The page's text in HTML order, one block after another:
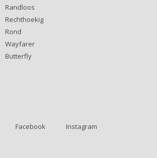
Randloos
Rechthoekig
Rond
Wayfarer
Butterfly
Facebook Instagram